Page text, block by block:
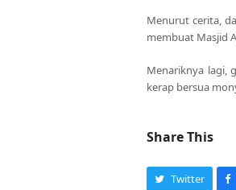
Menurut cerita,
membuat Masjid
Menariknya lagi,
kerap bersua
Share This
Twitter